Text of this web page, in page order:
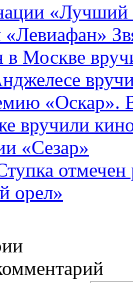
«Лучший
«Левиафан»
в Москве
«Оскар».
вручили
«Сезар»
орел»